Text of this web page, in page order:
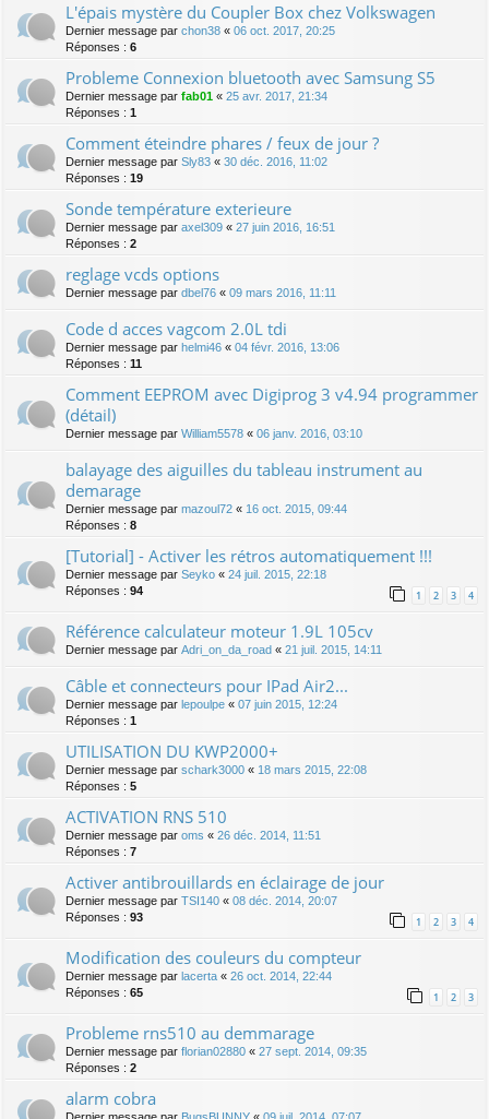
L'épais mystère du Coupler Box chez Volkswagen
Dernier message par chon38 « 06 oct. 2017, 20:25
Réponses : 6
Probleme Connexion bluetooth avec Samsung S5
Dernier message par fab01 « 25 avr. 2017, 21:34
Réponses : 1
Comment éteindre phares / feux de jour ?
Dernier message par Sly83 « 30 déc. 2016, 11:02
Réponses : 19
Sonde température exterieure
Dernier message par axel309 « 27 juin 2016, 16:51
Réponses : 2
reglage vcds options
Dernier message par dbel76 « 09 mars 2016, 11:11
Code d acces vagcom 2.0L tdi
Dernier message par helmi46 « 04 févr. 2016, 13:06
Réponses : 11
Comment EEPROM avec Digiprog 3 v4.94 programmer
(détail)
Dernier message par William5578 « 06 janv. 2016, 03:10
balayage des aiguilles du tableau instrument au
demarage
Dernier message par mazoul72 « 16 oct. 2015, 09:44
Réponses : 8
[Tutorial] - Activer les rétros automatiquement !!!
Dernier message par Seyko « 24 juil. 2015, 22:18
Réponses : 94 1 2 3 4
Référence calculateur moteur 1.9L 105cv
Dernier message par Adri_on_da_road « 21 juil. 2015, 14:11
Câble et connecteurs pour IPad Air2...
Dernier message par lepoulpe « 07 juin 2015, 12:24
Réponses : 1
UTILISATION DU KWP2000+
Dernier message par schark3000 « 18 mars 2015, 22:08
Réponses : 5
ACTIVATION RNS 510
Dernier message par oms « 26 déc. 2014, 11:51
Réponses : 7
Activer antibrouillards en éclairage de jour
Dernier message par TSI140 « 08 déc. 2014, 20:07
Réponses : 93 1 2 3 4
Modification des couleurs du compteur
Dernier message par lacerta « 26 oct. 2014, 22:44
Réponses : 65 1 2 3
Probleme rns510 au demmarage
Dernier message par florian02880 « 27 sept. 2014, 09:35
Réponses : 2
alarm cobra